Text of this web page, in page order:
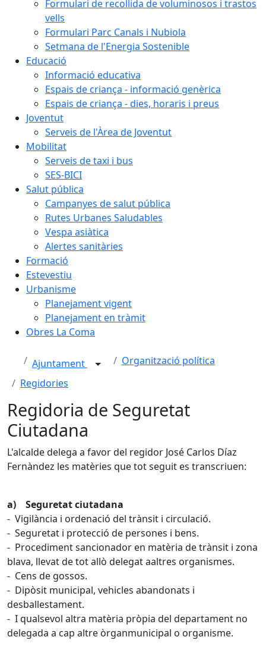
Formulari de recollida de voluminosos i trastos
vells
Formulari Parc Canals i Nubiola
Setmana de l'Energia Sostenible
Educació
Informació educativa
Espais de criança - informació genèrica
Espais de criança - dies, horaris i preus
Joventut
Serveis de l'Àrea de Joventut
Mobilitat
Serveis de taxi i bus
SES-BICI
Salut pública
Campanyes de salut pública
Rutes Urbanes Saludables
Vespa asiàtica
Alertes sanitàries
Formació
Estevestiu
Urbanisme
Planejament vigent
Planejament en tràmit
Obres La Coma
Ajuntament
Organització política
Regidories
Regidoria de Seguretat
Ciutadana
L'alcalde delega a favor del regidor José Carlos Díaz
Fernàndez les matèries que tot seguit es transcriuen:
a) Seguretat ciutadana
- Vigilància i ordenació del trànsit i circulació.
- Seguretat i protecció de persones i bens.
- Procediment sancionador en matèria de trànsit i zona
blava, llevat de tot allò delegat aaltres organismes.
- Cens de gossos.
- Dipòsit municipal, vehicles abandonats i
desballestament.
- I qualsevol altra matèria pròpia del departament no
delegada a cap altre òrganmunicipal o organisme.